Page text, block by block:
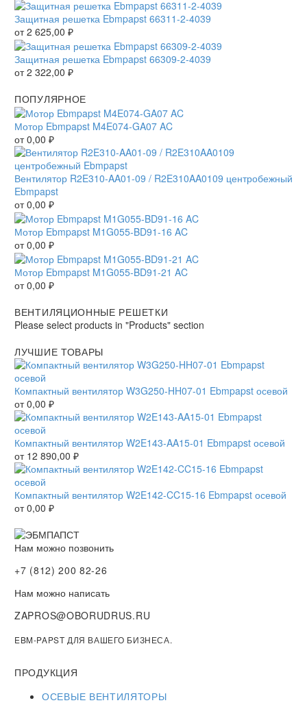
Защитная решетка Ebmpapst 66311-2-4039
от2 625,00 ₽
Защитная решетка Ebmpapst 66309-2-4039
от2 322,00 ₽
ПОПУЛЯРНОЕ
Мотор Ebmpapst M4E074-GA07 AC
от0,00 ₽
Вентилятор R2E310-AA01-09 / R2E310AA0109 центробежный
Ebmpapst
от0,00 ₽
Мотор Ebmpapst M1G055-BD91-16 AC
от0,00 ₽
Мотор Ebmpapst M1G055-BD91-21 AC
от0,00 ₽
ВЕНТИЛЯЦИОННЫЕ РЕШЕТКИ
Please select products in "Products" section
ЛУЧШИЕ ТОВАРЫ
Компактный вентилятор W3G250-HH07-01 Ebmpapst осевой
от0,00 ₽
Компактный вентилятор W2E143-AA15-01 Ebmpapst осевой
от 12 890,00 ₽
Компактный вентилятор W2E142-CC15-16 Ebmpapst осевой
от0,00 ₽
Нам можно позвонить
+7 (812) 200 82-26
Нам можно написать
ZAPROS@OBORUDRUS.RU
EBM-PAPST ДЛЯ ВАШЕГО БИЗНЕСА.
ПРОДУКЦИЯ
ОСЕВЫЕ ВЕНТИЛЯТОРЫ